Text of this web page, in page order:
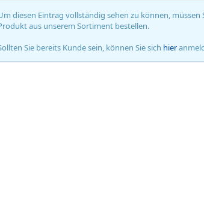
diesen Eintrag vollständig sehen zu können, müssen
aus unserem Sortiment bestellen.
Sie bereits Kunde sein, können Sie sich hier